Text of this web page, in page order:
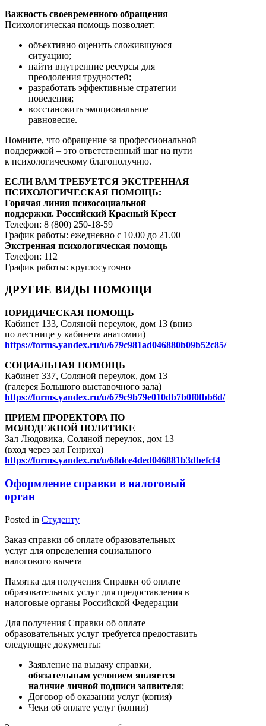
Важность своевременного обращения
Психологическая помощь позволяет:
объективно оценить сложившуюся
ситуацию;
найти внутренние ресурсы для
преодоления трудностей;
разработать эффективные стратегии
поведения;
восстановить эмоциональное
равновесие.
Помните, что обращение за профессиональной
поддержкой – это ответственный шаг на пути
к психологическому благополучию.
ЕСЛИ ВАМ ТРЕБУЕТСЯ ЭКСТРЕННАЯ
ПСИХОЛОГИЧЕСКАЯ ПОМОЩЬ:
Горячая линия психосоциальной
поддержки. Российский Красный Крест
Телефон: 8 (800) 250-18-59
График работы: ежедневно с 10.00 до 21.00
Экстренная психологическая помощь
Телефон: 112
График работы: круглосуточно
ДРУГИЕ ВИДЫ ПОМОЩИ
ЮРИДИЧЕСКАЯ ПОМОЩЬ
Кабинет 133, Соляной переулок, дом 13 (вниз
по лестнице у кабинета анатомии)
https://forms.yandex.ru/u/679c981ad046880b09b52c85/
СОЦИАЛЬНАЯ ПОМОЩЬ
Кабинет 337, Соляной переулок, дом 13
(галерея Большого выставочного зала)
https://forms.yandex.ru/u/679c9b79e010db7b0f0fbb6d/
ПРИЕМ ПРОРЕКТОРА ПО
МОЛОДЕЖНОЙ ПОЛИТИКЕ
Зал Людовика, Соляной переулок, дом 13
(вход через зал Генриха)
https://forms.yandex.ru/u/68dce4ded046881b3dbefcf4
Оформление справки в налоговый
орган
Posted in Студенту
Заказ справки об оплате образовательных
услуг для определения социального
налогового вычета
Памятка для получения Справки об оплате
образовательных услуг для предоставления в
налоговые органы Российской Федерации
Для получения Справки об оплате
образовательных услуг требуется предоставить
следующие документы:
Заявление на выдачу справки,
обязательным условием является
наличие личной подписи заявителя;
Договор об оказании услуг (копия)
Чеки об оплате услуг (копии)